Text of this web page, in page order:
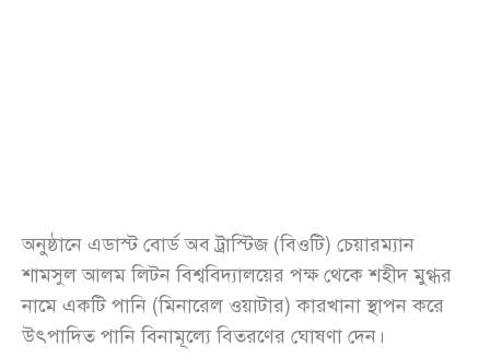
অনুষ্ঠানে এডাস্ট বোর্ড অব ট্রাস্টিজ (বিওটি) চেয়ারম্যান
শামসুল আলম লিটন বিশ্ববিদ্যালয়ের পক্ষ থেকে শহীদ মুগ্ধর
নামে একটি পানি (মিনারেল ওয়াটার) কারখানা স্থাপন করে
উৎপাদিত পানি বিনামূল্যে বিতরণের ঘোষণা দেন।